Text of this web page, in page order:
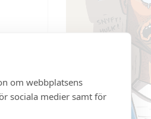
om webbplatsens
sociala medier samt för